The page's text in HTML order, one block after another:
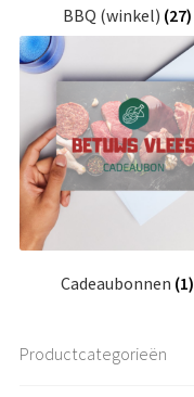
BBQ (winkel) (27)
Cadeaubonnen (1)
Productcategorieën